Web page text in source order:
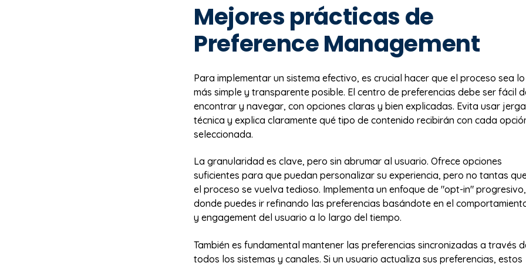
Mejores prácticas de
Preference Management
Para implementar un sistema efectivo, es crucial hacer que el proceso sea lo
más simple y transparente posible. El centro de preferencias debe ser fácil
encontrar y navegar, con opciones claras y bien explicadas. Evita usar jerga
técnica y explica claramente qué tipo de contenido recibirán con cada
seleccionada.
La granularidad es clave, pero sin abrumar al usuario. Ofrece opciones
suficientes para que puedan personalizar su experiencia, pero no tantas
el proceso se vuelva tedioso. Implementa un enfoque de "opt-in" progresivo,
donde puedes ir refinando las preferencias basándote en el
y engagement del usuario a lo largo del tiempo.
También es fundamental mantener las preferencias sincronizadas a través
todos los sistemas y canales. Si un usuario actualiza sus preferencias, estos